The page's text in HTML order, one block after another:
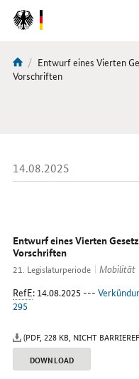
DirektZu:
Navigation
Sie
sind
Aktuelle
Seite:
Entwurf eines Vierten
Vorschriften
14.08.2025
uns
im
Internet
Entwurf eines Vierten
Vorschriften
21. Legislaturperiode
Mobilität
RefE: 14.08.2025 ---
295
(PDF, 228 KB, NICHT
DOWNLOAD